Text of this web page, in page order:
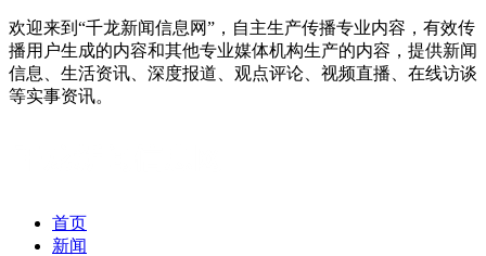
欢迎来到“千龙新闻信息网”，自主生产传播专业内容，有效传
播用户生成的内容和其他专业媒体机构生产的内容，提供新闻
信息、生活资讯、深度报道、观点评论、视频直播、在线访谈
等实事资讯。
首页
新闻